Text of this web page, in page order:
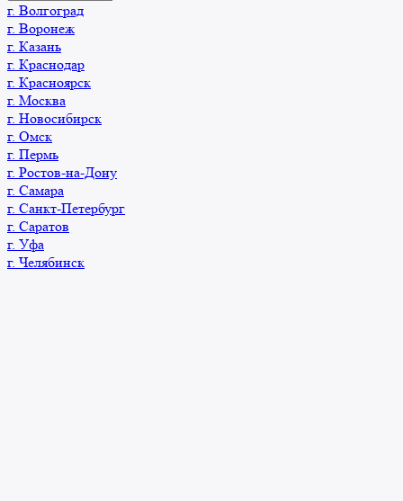
г. Волгоград
г. Воронеж
г. Казань
г. Краснодар
г. Красноярск
г. Москва
г. Новосибирск
г. Омск
г. Пермь
г. Ростов-на-Дону
г. Самара
г. Санкт-Петербург
г. Саратов
г. Уфа
г. Челябинск